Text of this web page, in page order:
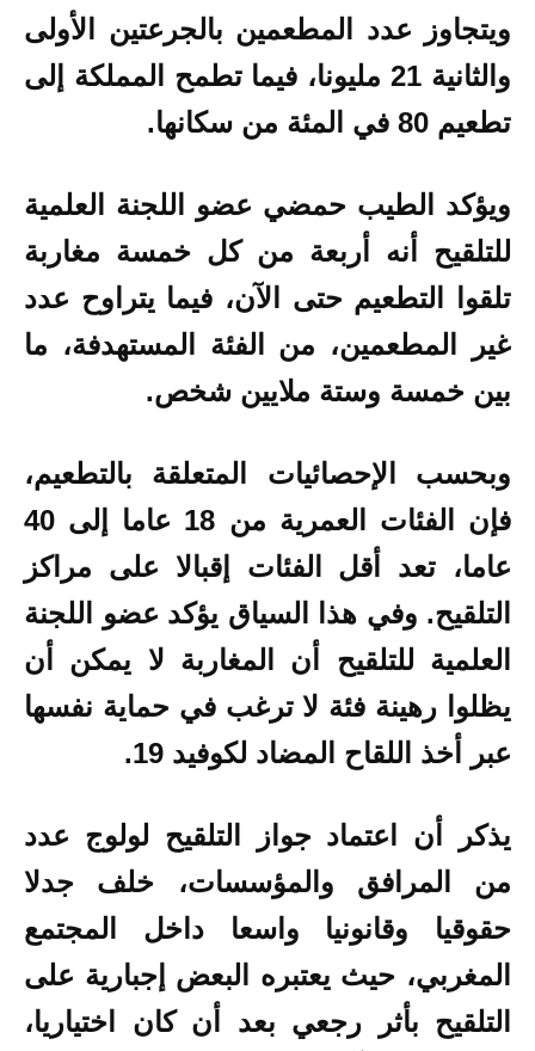
ويتجاوز عدد المطعمين بالجرعتين الأولى
والثانية 21 مليونا، فيما تطمح المملكة إلى
تطعيم 80 في المئة من سكانها.
ويؤكد الطيب حمضي عضو اللجنة العلمية
للتلقيح أنه أربعة من كل خمسة مغاربة
تلقوا التطعيم حتى الآن، فيما يتراوح عدد
غير المطعمين، من الفئة المستهدفة، ما
بين خمسة وستة ملايين شخص.
وبحسب الإحصائيات المتعلقة بالتطعيم،
فإن الفئات العمرية من 18 عاما إلى 40
عاما، تعد أقل الفئات إقبالا على مراكز
التلقيح. وفي هذا السياق يؤكد عضو اللجنة
العلمية للتلقيح أن المغاربة لا يمكن أن
يظلوا رهينة فئة لا ترغب في حماية نفسها
عبر أخذ اللقاح المضاد لكوفيد 19.
يذكر أن اعتماد جواز التلقيح لولوج عدد
من المرافق والمؤسسات، خلف جدلا
حقوقيا وقانونيا واسعا داخل المجتمع
المغربي، حيث يعتبره البعض إجبارية على
التلقيح بأثر رجعي بعد أن كان اختياريا،